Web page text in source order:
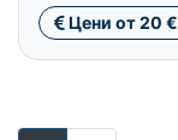
Цени от 20